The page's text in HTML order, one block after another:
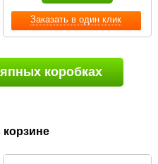
Заказать в один клик
коробках